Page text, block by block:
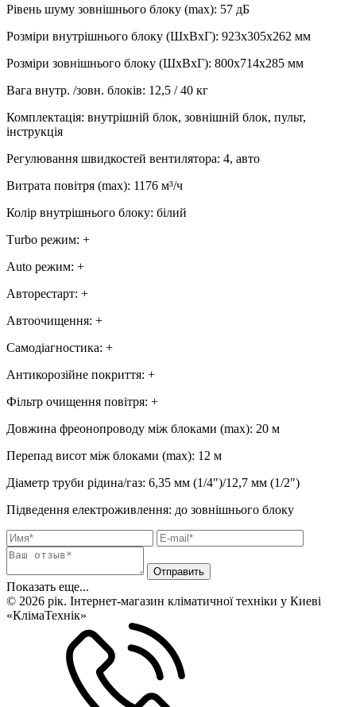
Рівень шуму зовнішнього блоку (max): 57 дБ
Розміри внутрішнього блоку (ШхВхГ): 923х305х262 мм
Розміри зовнішнього блоку (ШхВхГ): 800х714х285 мм
Вага внутр. /зовн. блоків: 12,5 / 40 кг
Комплектація: внутрішній блок, зовнішній блок, пульт,
інструкція
Регулювання швидкостей вентилятора: 4, авто
Витрата повітря (max): 1176 м³/ч
Колір внутрішнього блоку: білий
Тurbo режим: +
Аuto режим: +
Авторестарт: +
Автоочищення: +
Самодіагностика: +
Антикорозійне покриття: +
Фільтр очищення повітря: +
Довжина фреонопроводу між блоками (max): 20 м
Перепад висот між блоками (max): 12 м
Діаметр труби рідина/газ: 6,35 мм (1/4")/12,7 мм (1/2")
Підведення електроживлення: до зовнішнього блоку
Показать еще...
© 2026 рік. Інтернет-магазин кліматичної техніки у Киеві
«КлімаТехнік»